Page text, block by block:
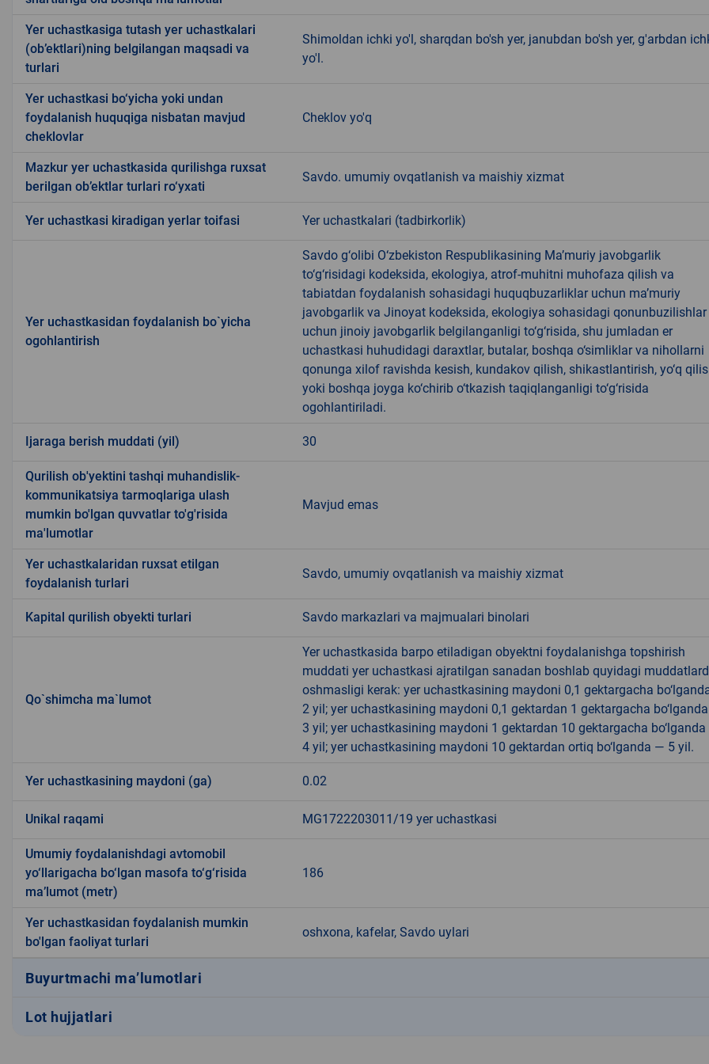
Yer uchastkasiga tutash yer uchastkalari
(ob’ektlari)ning belgilangan maqsadi va
turlari
Shimoldan ichki yo'l, sharqdan bo'sh yer, janubdan bo'sh yer, g'arbdan
yo'l.
Yer uchastkasi bo‘yicha yoki undan
foydalanish huquqiga nisbatan mavjud
cheklovlar
Cheklov yo'q
Mazkur yer uchastkasida qurilishga ruxsat
berilgan ob’ektlar turlari ro‘yxati
Savdo. umumiy ovqatlanish va maishiy xizmat
Yer uchastkasi kiradigan yerlar toifasi Yer uchastkalari (tadbirkorlik)
Yer uchastkasidan foydalanish bo`yicha
ogohlantirish
Savdo g‘olibi O‘zbekiston Respublikasining Ma’muriy javobgarlik
to‘g‘risidagi kodeksida, ekologiya, atrof-muhitni muhofaza qilish va
tabiatdan foydalanish sohasidagi huquqbuzarliklar uchun ma’muriy
javobgarlik va Jinoyat kodeksida, ekologiya sohasidagi qonunbuzilishlar
uchun jinoiy javobgarlik belgilanganligi to‘g‘risida, shu jumladan er
uchastkasi huhudidagi daraxtlar, butalar, boshqa o‘simliklar va nihollarni
qonunga xilof ravishda kesish, kundakov qilish, shikastlantirish, yo‘q
yoki boshqa joyga ko‘chirib o‘tkazish taqiqlanganligi to‘g‘risida
ogohlantiriladi.
Ijaraga berish muddati (yil) 30
Qurilish ob'yektini tashqi muhandislik-
kommunikatsiya tarmoqlariga ulash
mumkin bo'lgan quvvatlar to'g'risida
ma'lumotlar
Mavjud emas
Yer uchastkalaridan ruxsat etilgan
foydalanish turlari
Savdo, umumiy ovqatlanish va maishiy xizmat
Kapital qurilish obyekti turlari Savdo markazlari va majmualari binolari
Qo`shimcha ma`lumot
Yer uchastkasida barpo etiladigan obyektni foydalanishga topshirish
muddati yer uchastkasi ajratilgan sanadan boshlab quyidagi
oshmasligi kerak: yer uchastkasining maydoni 0,1 gektargacha
2 yil; yer uchastkasining maydoni 0,1 gektardan 1 gektargacha
3 yil; yer uchastkasining maydoni 1 gektardan 10 gektargacha
4 yil; yer uchastkasining maydoni 10 gektardan ortiq bo‘lganda — 5 yil.
Yer uchastkasining maydoni (ga) 0.02
Unikal raqami MG1722203011/19 yer uchastkasi
Umumiy foydalanishdagi avtomobil
yo‘llarigacha bo‘lgan masofa to‘g‘risida
ma’lumot (metr)
186
Yer uchastkasidan foydalanish mumkin
bo'lgan faoliyat turlari
oshxona, kafelar, Savdo uylari
Buyurtmachi ma’lumotlari
Lot hujjatlari